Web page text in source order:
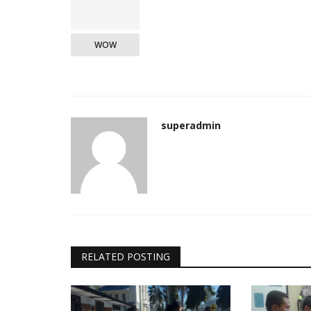
WOW
superadmin
RELATED POSTING